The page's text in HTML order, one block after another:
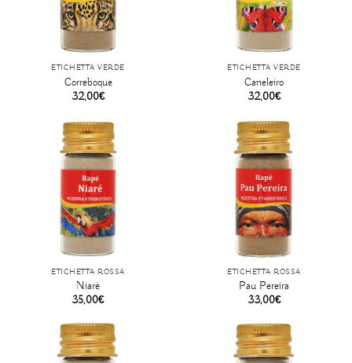
ETICHETTA VERDE
Correboque
32,00€
ETICHETTA VERDE
Caneleiro
32,00€
ETICHETTA ROSSA
Niaré
35,00€
ETICHETTA ROSSA
Pau Pereira
33,00€